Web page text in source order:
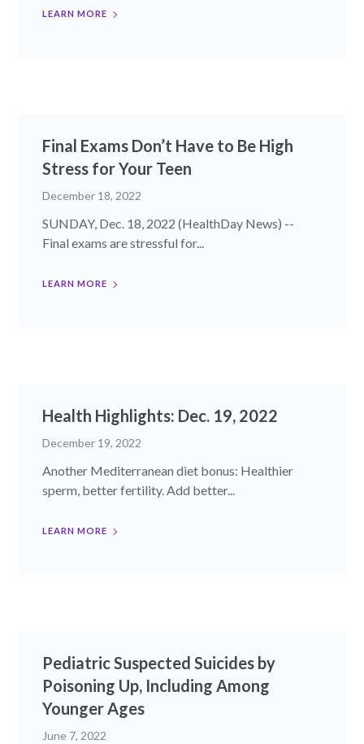
LEARN MORE
Final Exams Don’t Have to Be High
Stress for Your Teen
December 18, 2022
SUNDAY, Dec. 18, 2022 (HealthDay News) --
Final exams are stressful for...
LEARN MORE
Health Highlights: Dec. 19, 2022​
December 19, 2022
Another Mediterranean diet bonus: Healthier
sperm, better fertility. Add better...
LEARN MORE
Pediatric Suspected Suicides by
Poisoning Up, Including Among
Younger Ages
June 7, 2022